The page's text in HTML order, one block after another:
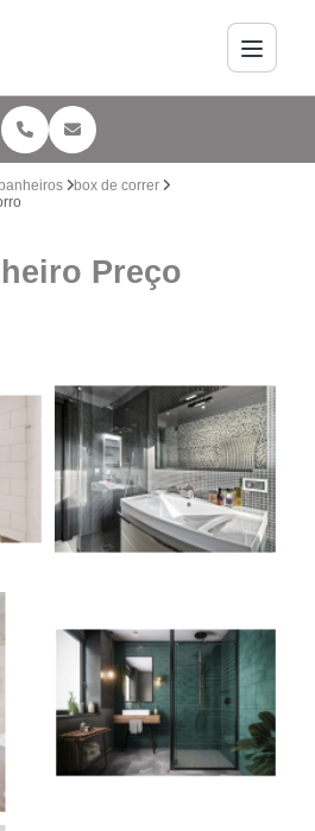
box de correr
Preço